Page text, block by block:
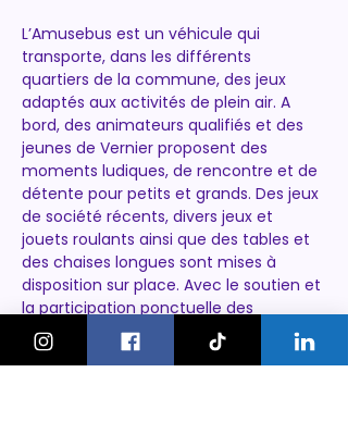
L’Amusebus est un véhicule qui
transporte, dans les différents
quartiers de la commune, des jeux
adaptés aux activités de plein air. A
bord, des animateurs qualifiés et des
jeunes de Vernier proposent des
moments ludiques, de rencontre et de
détente pour petits et grands. Des jeux
de société récents, divers jeux et
jouets roulants ainsi que des tables et
des chaises longues sont mises à
disposition sur place. Avec le soutien et
la participation ponctuelle des
ludothèques verniolanes, l’Amusebus
promet une ambiance amusante et